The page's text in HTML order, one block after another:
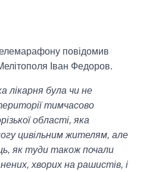
повідомив
Іван Федоров.
лікарня була чи не
тимчасово
області, яка
цивільним жителям, але
як туди також почали
хворих на рашистів, і